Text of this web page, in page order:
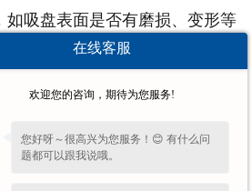
如吸盘表面是否有磨损、变形等
常等。如发现问题，应及时更
盘的性能和安全性。
重电磁吸盘时，需要按照使
行操作，避免将吸盘用于超出
在线客服
欢迎您的咨询，期待为您服务!
您好呀～很高兴为您服务！😊 有什么问
题都可以跟我说哦。